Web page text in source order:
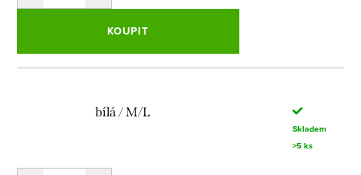
KOUPIT
bílá / M/L
Skladem
>5 ks